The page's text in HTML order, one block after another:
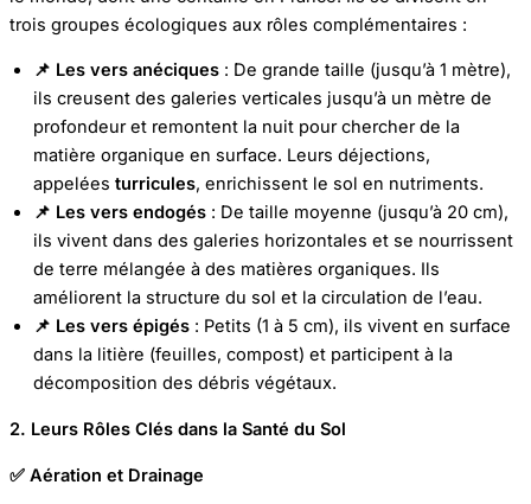
trois groupes écologiques aux rôles complémentaires :
📌 Les vers anéciques : De grande taille (jusqu’à 1 mètre),
ils creusent des galeries verticales jusqu’à un mètre de
profondeur et remontent la nuit pour chercher de la
matière organique en surface. Leurs déjections,
appelées turricules, enrichissent le sol en nutriments.
📌 Les vers endogés : De taille moyenne (jusqu’à 20 cm),
ils vivent dans des galeries horizontales et se nourrissent
de terre mélangée à des matières organiques. Ils
améliorent la structure du sol et la circulation de l’eau.
📌 Les vers épigés : Petits (1 à 5 cm), ils vivent en surface
dans la litière (feuilles, compost) et participent à la
décomposition des débris végétaux.
2. Leurs Rôles Clés dans la Santé du Sol
✅ Aération et Drainage